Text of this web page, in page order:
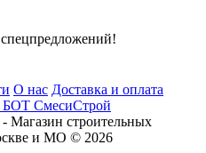
О нас Доставка и оплата
БОТ СмесиСтрой
строительных
и МО © 2026